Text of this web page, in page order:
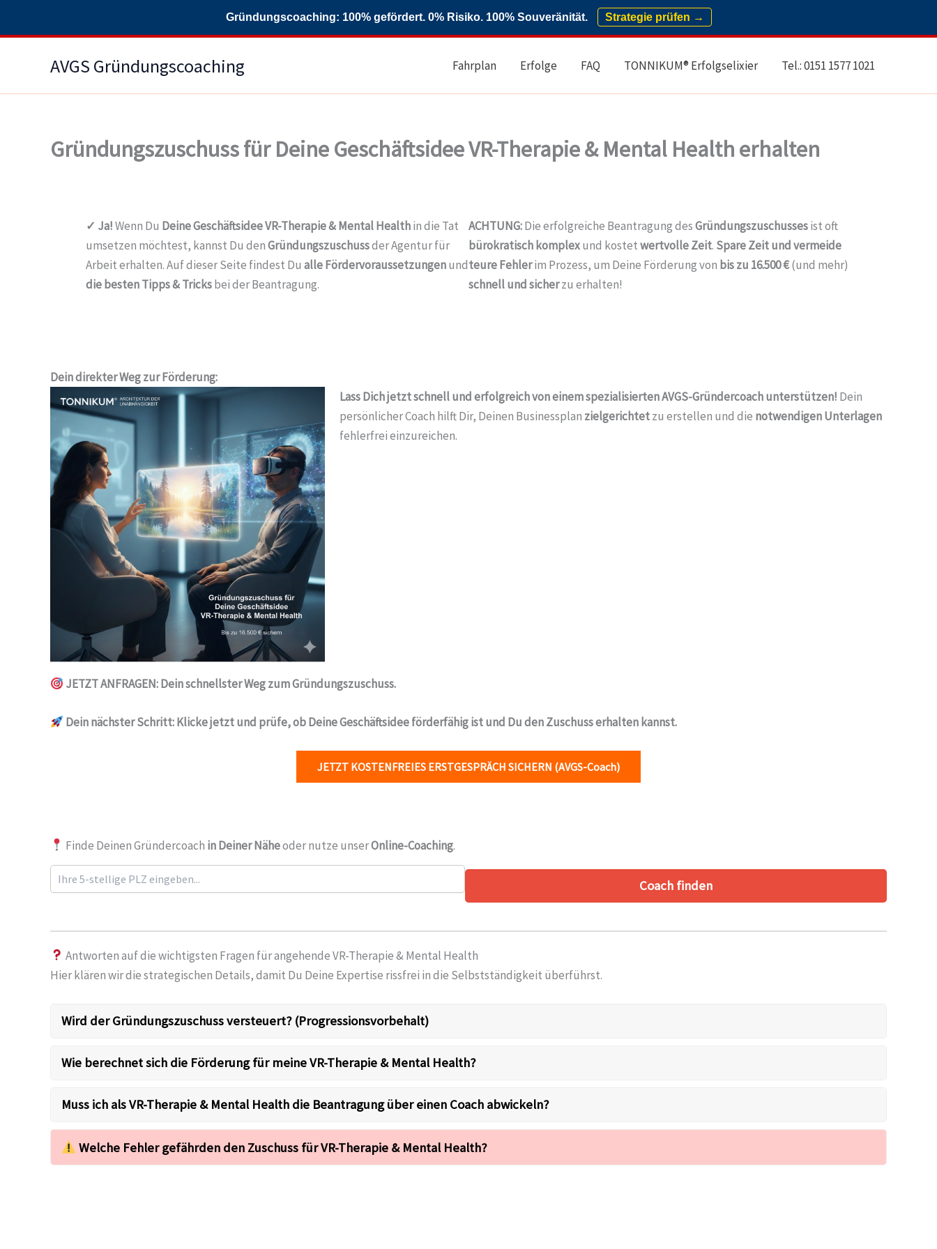
Gründungscoaching: 100% gefördert. 0% Risiko. 100% Souveränität. Strategie prüfen →
AVGS Gründungscoaching Fahrplan Erfolge FAQ TONNIKUM® Erfolgselixier Tel.: 0151 1577 1021
Gründungszuschuss für Deine Geschäftsidee VR-Therapie & Mental Health erhalten
✓ Ja!Wenn Du Deine GeschäftsideeVR-Therapie & Mental Healthin die Tat
umsetzen möchtest, kannst Du denGründungszuschussder Agentur für
Arbeit erhalten. Auf dieser Seite findest Du alle Fördervoraussetzungenund
die besten Tipps & Tricksbei der Beantragung.
ACHTUNG:Die erfolgreiche Beantragung desGründungszuschussesist oft
bürokratisch komplexund kostetwertvolle Zeit. Spare Zeit und vermeide
teure Fehlerim Prozess, um Deine Förderung von bis zu 16.500 €(und mehr)
schnell und sicherzu erhalten!
Dein direkter Weg zur Förderung:
Lass Dich jetzt schnell und erfolgreich von einem spezialisierten AVGS-Gründercoach unterstützen! Dein
persönlicher Coach hilft Dir, Deinen Businessplan zielgerichtetzu erstellen und die notwendigen Unterlagen
fehlerfrei einzureichen.
JETZT ANFRAGEN: Dein schnellster Weg zum Gründungszuschuss.
Dein nächster Schritt:Klicke jetzt und prüfe, ob Deine Geschäftsidee förderfähig ist und Du den Zuschuss erhalten kannst.
JETZT KOSTENFREIES ERSTGESPRÄCH SICHERN (AVGS-Coach)
Finde Deinen Gründercoach in Deiner Näheoder nutze unserOnline-Coaching.
Coach finden
Antworten auf die wichtigsten Fragen für angehende VR-Therapie & Mental Health
Hier klären wir die strategischen Details, damit Du Deine Expertise rissfrei in die Selbstständigkeit überführst.
Wird der Gründungszuschuss versteuert? (Progressionsvorbehalt)
Wie berechnet sich die Förderung für meine VR-Therapie & Mental Health?
Muss ich als VR-Therapie & Mental Health die Beantragung über einen Coach abwickeln?
Welche Fehler gefährden den Zuschuss für VR-Therapie & Mental Health?